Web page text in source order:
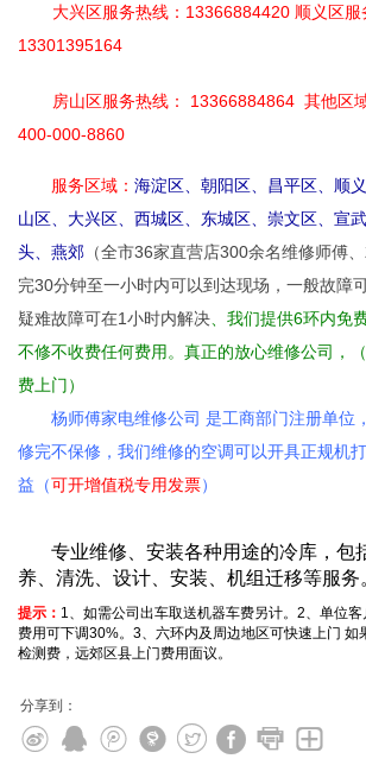
大兴区服务热线：13366884420 顺义区服
13301395164
房山区服务热线： 13366884864 其他区
400-000-8860
服务区域： 海淀区、朝阳区、昌平区、顺
山区、大兴区、西城区、东城区、崇文区、宣
头、燕郊 （全市36家直营店300余名维修师傅
完30分钟至一小时内可以到达现场，一般故障
疑难故障可在1小时内解决 、我们提供6环内免
不修不收费任何费用。真正的放心维修公司，
费上门）
杨师傅家电维修公司 是工商部门注册单位
修完不保修，我们维修的空调可以开具正规机
益（可开增值税专用发票）
专业维修、安装各种用途的冷库，包
养、清洗、设计、安装、机组迁移等服务
提示： 1、如需公司出车取送机器车费另计。 2、单位
费用可下调30%。 3、六环内及周边地区可快速上门 如
检测费，远郊区县上门费用面议。
分享到：